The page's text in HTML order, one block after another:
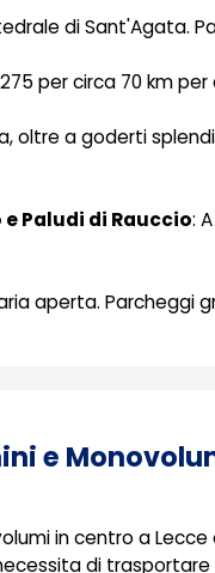
di Sant'Agata.
per circa 70 km
oltre a goderti
Paludi di Rauccio:
aperta. Parcheggi
e
in centro a Lecce
di trasportare